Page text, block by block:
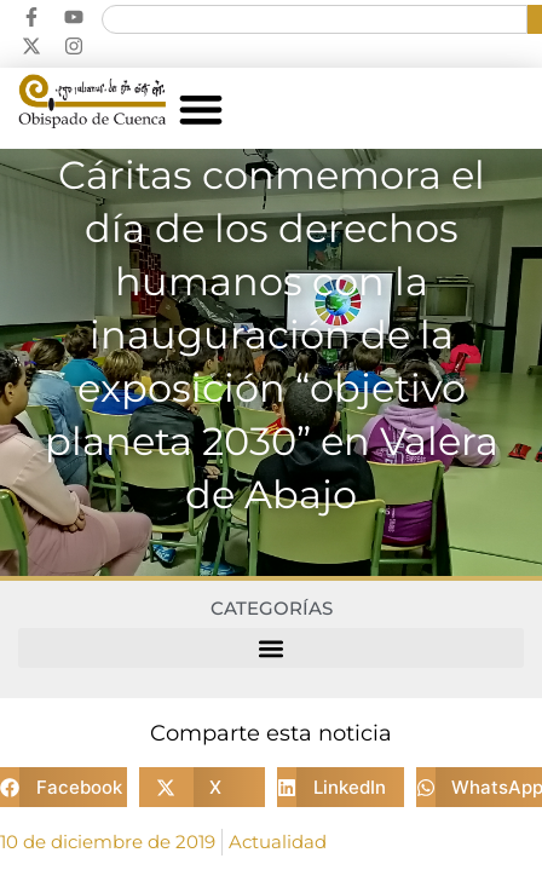
Cáritas conmemora el
día de los derechos
humanos con la
inauguración de la
exposición “objetivo
planeta 2030” en Valera
de Abajo
CATEGORÍAS
Comparte esta noticia
Facebook X LinkedIn WhatsApp
10 de diciembre de 2019 Actualidad